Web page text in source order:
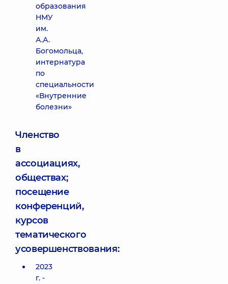
образования
НМУ
им.
А.А.
Богомольца,
интернатура
по
специальности
«Внутренние
болезни»
Членство
в
ассоциациях,
обществах;
посещение
конференций,
курсов
тематического
усовершенствования:
2023
г. -